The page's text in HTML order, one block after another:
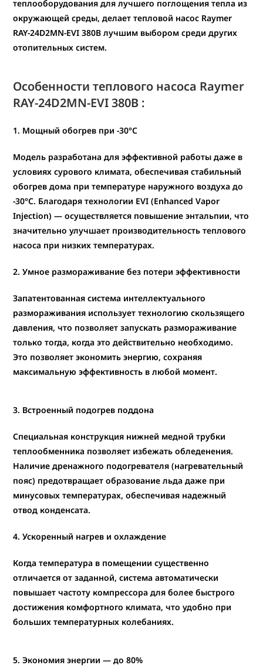
теплооборудования для лучшего поглощения тепла из
окружающей среды, делает тепловой насос Raymer
RAY-24D2MN-EVI 380В лучшим выбором среди других
отопительных систем.
Особенности теплового насоса Raymer
RAY-24D2MN-EVI380В :
1. Мощный обогрев при -30°C
Модель разработана для эффективной работы даже в
условиях сурового климата, обеспечиваястабильный
обогрев дома при температуре наружного воздуха до
-30°C. Благодаря технологии EVI(Enhanced Vapor
Injection) — осуществляется повышение энтальпии, что
значительно улучшает производительность теплового
насоса при низких температурах.
2. Умное размораживание без потери эффективности
Запатентованнаясистема интеллектуального
размораживания использует технологию скользящего
давления, что позволяет запускать размораживание
только тогда, когда это действительно необходимо.
Это позволяет экономить энергию, сохраняя
максимальную эффективность в любой момент.
3. Встроенный подогрев поддона
Специальная конструкция нижней медной трубки
теплообменника позволяет избежать обледенения.
Наличие дренажного подогревателя (нагревательный
пояс) предотвращает образование льда даже при
минусовых температурах, обеспечивая надежный
отвод конденсата.
4. Ускоренный нагрев и охлаждение
Когда температура в помещении существенно
отличается от заданной, система автоматически
повышает частоту компрессора для более быстрого
достижения комфортного климата, что удобно при
больших температурных колебаниях.
5. Экономия энергии — до 80%